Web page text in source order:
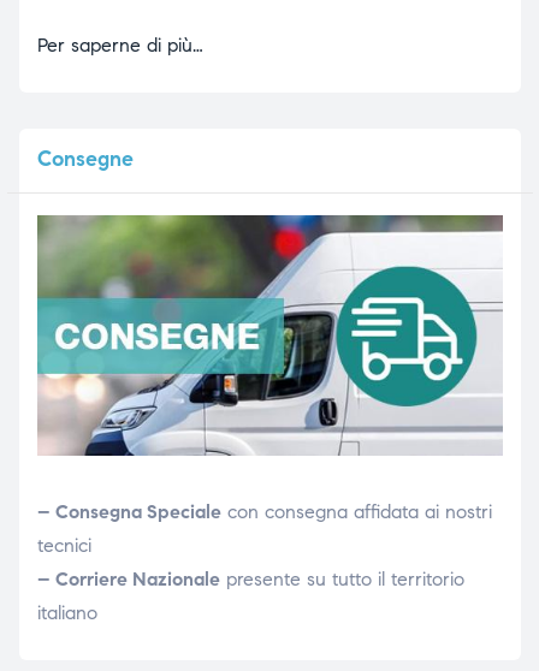
Per saperne di più…
Consegne
– Consegna Specialecon consegna affidata ai nostri
tecnici
– Corriere Nazionalepresente su tutto il territorio
italiano